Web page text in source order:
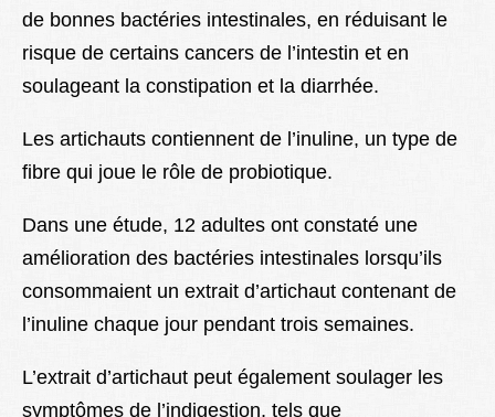
de bonnes bactéries intestinales, en réduisant le
risque de certains cancers de l’intestin et en
soulageant la constipation et la diarrhée.
Les artichauts contiennent de l’inuline, un type de
fibre qui joue le rôle de probiotique.
Dans une étude, 12 adultes ont constaté une
amélioration des bactéries intestinales lorsqu’ils
consommaient un extrait d’artichaut contenant de
l’inuline chaque jour pendant trois semaines.
L’extrait d’artichaut peut également soulager les
symptômes de l’indigestion, tels que